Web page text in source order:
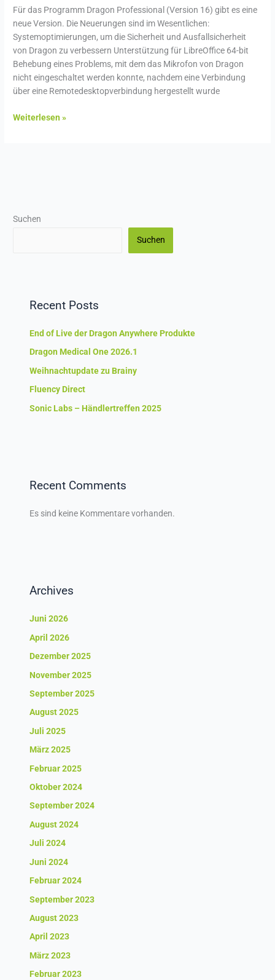
Für das Programm Dragon Professional (Version 16) gibt es eine
neue Version. Die Neuerungen sind im Wesentlichen:
Systemoptimierungen, um die Sicherheit und Ausfallsicherheit
von Dragon zu verbessern Unterstützung für LibreOffice 64-bit
Behebung eines Problems, mit dem das Mikrofon von Dragon
nicht eingeschaltet werden konnte, nachdem eine Verbindung
über eine Remotedesktopverbindung hergestellt wurde
Weiterlesen »
Suchen
Suchen
Recent Posts
End of Live der Dragon Anywhere Produkte
Dragon Medical One 2026.1
Weihnachtupdate zu Brainy
Fluency Direct
Sonic Labs – Händlertreffen 2025
Recent Comments
Es sind keine Kommentare vorhanden.
Archives
Juni 2026
April 2026
Dezember 2025
November 2025
September 2025
August 2025
Juli 2025
März 2025
Februar 2025
Oktober 2024
September 2024
August 2024
Juli 2024
Juni 2024
Februar 2024
September 2023
August 2023
April 2023
März 2023
Februar 2023